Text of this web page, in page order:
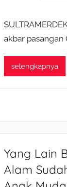
akbar pasangan
selengkapnya
Yang Lain
Alam